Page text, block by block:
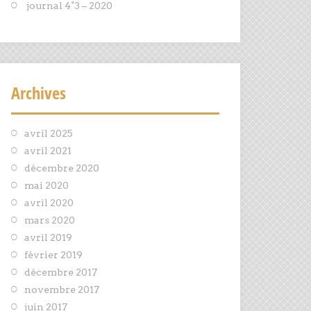
journal 4°3 – 2020
Archives
avril 2025
avril 2021
décembre 2020
mai 2020
avril 2020
mars 2020
avril 2019
février 2019
décembre 2017
novembre 2017
juin 2017